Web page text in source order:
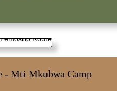
- Mti Mkubwa Camp